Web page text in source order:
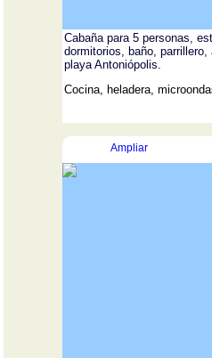
Cabaña para 5 personas,
dormitorios, baño,
playa Antoniópolis.
Cocina, heladera,
Ampliar